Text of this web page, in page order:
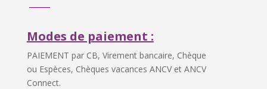
Modes de paiement :
PAIEMENT par CB, Virement bancaire, Chèque
ou Espèces, Chèques vacances ANCV et ANCV
Connect.